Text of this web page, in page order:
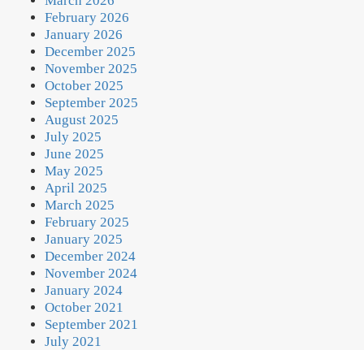
February 2026
January 2026
December 2025
November 2025
October 2025
September 2025
August 2025
July 2025
June 2025
May 2025
April 2025
March 2025
February 2025
January 2025
December 2024
November 2024
January 2024
October 2021
September 2021
July 2021